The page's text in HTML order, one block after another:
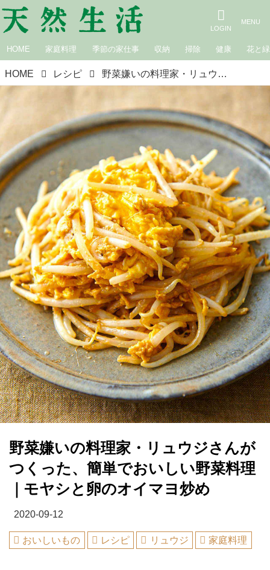
HOME 家庭料理 季節の家仕事 収納 掃除 健康 花と緑
HOME レシピ 野菜嫌いの料理家・リュウジさんがつくった、簡単でおいしい野菜料理｜モヤシと卵のオイマヨ炒め
野菜嫌いの料理家・リュウジさんが
つくった、簡単でおいしい野菜料理
｜モヤシと卵のオイマヨ炒め
2020-09-12
おいしいもの レシピ リュウジ 家庭料理